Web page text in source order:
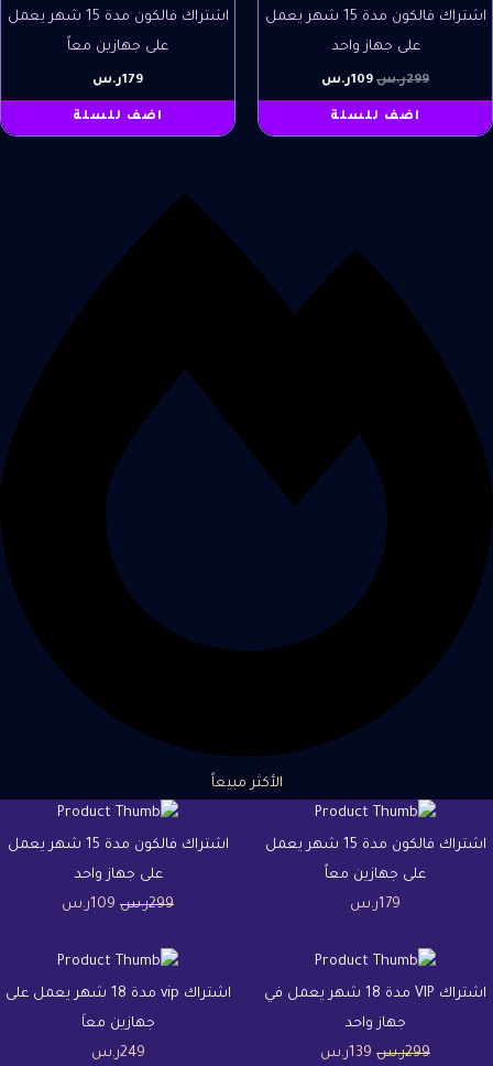
اشتراك فالكون مدة 15 شهر يعمل
على جهاز واحد
299ر.س 109 ر.س
اضف للسلة
اشتراك فالكون مدة 15 شهر يعمل
على جهازين معاً
ر.س
اضف للسلة
الأكثر مبيعاً
اشتراك فالكون مدة 15 شهر يعمل
على جهازين معاً
ر.س
اشتراك فالكون مدة 15 شهر يعمل
على جهاز واحد
299ر.س 109ر.س
اشتراك VIP مدة 18 شهر يعمل في
جهاز واحد
299ر.س 139 ر.س
اشتراك vip مدة 18 شهر يعمل على
جهازين معاَ
249ر.س